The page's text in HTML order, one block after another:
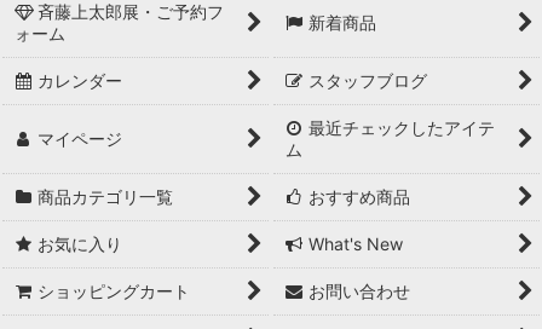
斉藤上太郎展・ご予約フ
ォーム
新着商品
カレンダー スタッフブログ
マイページ
最近チェックしたアイテ
ム
商品カテゴリ一覧 おすすめ商品
お気に入り What's New
ショッピングカート お問い合わせ